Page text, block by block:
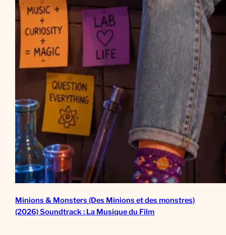
Minions & Monsters (Des Minions et des monstres)
(2026) Soundtrack : La Musique du Film